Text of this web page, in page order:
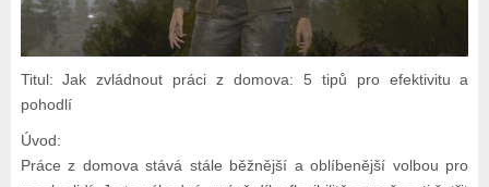
Titul: Jak zvládnout práci z domova: 5 tipů pro efektivitu a
pohodlí
Úvod:
Práce z domova stává stále běžnější a oblíbenější volbou pro